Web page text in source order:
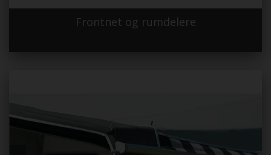
Frontnet og rumdelere